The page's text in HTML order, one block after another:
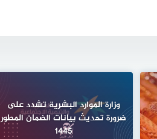
وزارة الموارد البشرية تشدد على
ضرورة تحديث بيانات الضمان المطور
1445